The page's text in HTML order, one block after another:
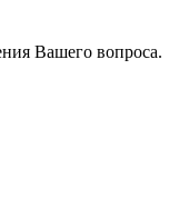
Вашего вопроса.